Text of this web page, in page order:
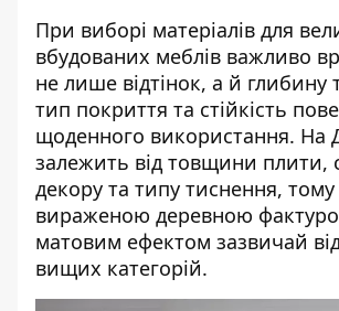
При виборі матеріалів для
вбудованих меблів важливо
не лише відтінок, а й глибину
тип покриття та стійкість
щоденного використання. На
залежить від товщини плити,
декору та типу тиснення, тому
вираженою деревною
матовим ефектом зазвичай
вищих категорій.